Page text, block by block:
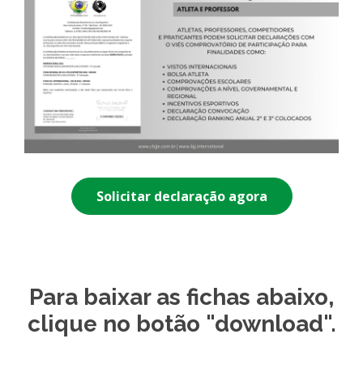
Solicitar declaração agora
Para baixar as fichas abaixo,
clique no botão "download".